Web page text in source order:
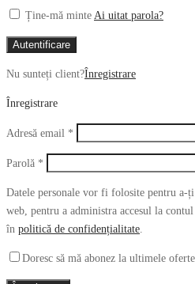
Ține-mă minte Ai uitat parola?
Autentificare
Nu sunteți client?Înregistrare
Înregistrare
Adresă email *
Parolă *
Datele personale vor fi folosite pentru a-ți
web, pentru a administra accesul la
în politică de confidențialitate
Doresc să mă abonez la ultimele